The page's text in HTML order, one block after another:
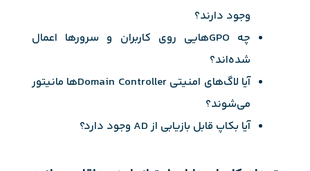
وجود دارند؟
چه GPOهایی روی کاربران و سرورها اعمال
شده‌اند؟
آیا لاگ‌های امنیتی Domain Controllerها مانیتور
می‌شوند؟
آیا بکاپ قابل بازیابی از AD وجود دارد؟